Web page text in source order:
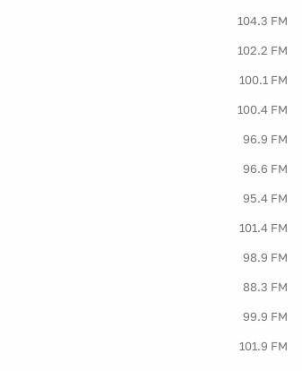
104.3 FM
102.2 FM
100.1 FM
100.4 FM
96.9 FM
96.6 FM
95.4 FM
101.4 FM
98.9 FM
88.3 FM
99.9 FM
101.9 FM